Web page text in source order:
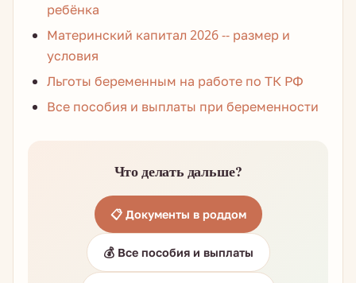
ребёнка
Материнский капитал 2026 -- размер и
условия
Льготы беременным на работе по ТК РФ
Все пособия и выплаты при беременности
Что делать дальше?
📋 Документы в роддом
💰 Все пособия и выплаты